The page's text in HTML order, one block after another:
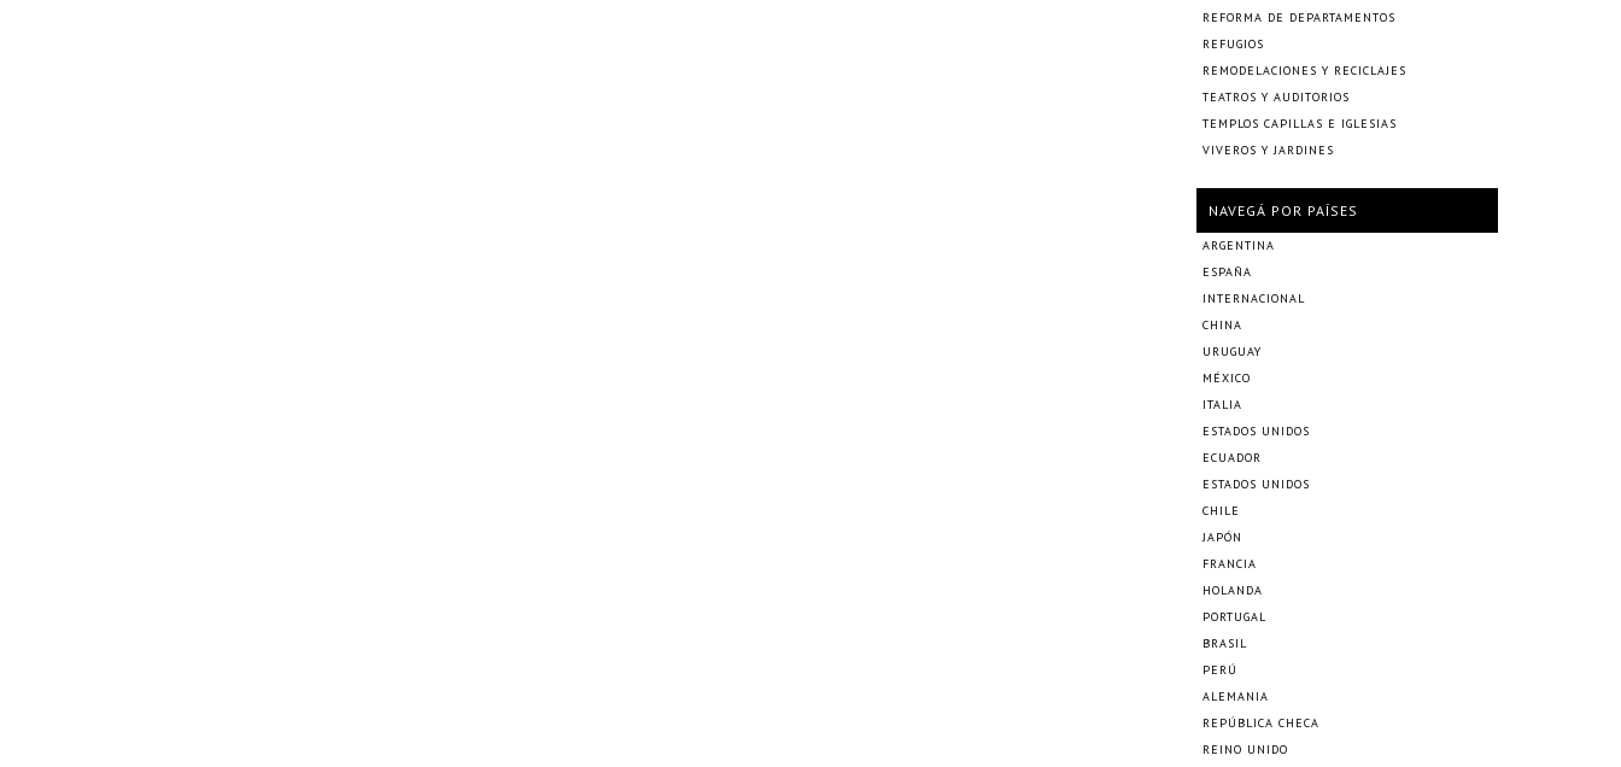
REFORMA DE DEPARTAMENTOS
REFUGIOS
REMODELACIONES Y RECICLAJES
TEATROS Y AUDITORIOS
TEMPLOS CAPILLAS E IGLESIAS
VIVEROS Y JARDINES
NAVEGÁ POR PAÍSES
ARGENTINA
ESPAÑA
INTERNACIONAL
CHINA
URUGUAY
MÉXICO
ITALIA
ESTADOS UNIDOS
ECUADOR
ESTADOS UNIDOS
CHILE
JAPÓN
FRANCIA
HOLANDA
PORTUGAL
BRASIL
PERÚ
ALEMANIA
REPÚBLICA CHECA
REINO UNIDO